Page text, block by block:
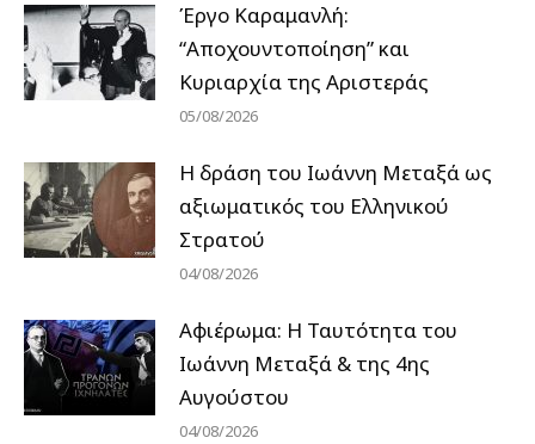
Έργο Καραμανλή:
“Αποχουντοποίηση” και
Κυριαρχία της Αριστεράς
05/08/2026
H δράση του Ιωάννη Μεταξά ως
αξιωματικός του Ελληνικού
Στρατού
04/08/2026
Αφιέρωμα: Η Ταυτότητα του
Ιωάννη Μεταξά & της 4ης
Αυγούστου
04/08/2026